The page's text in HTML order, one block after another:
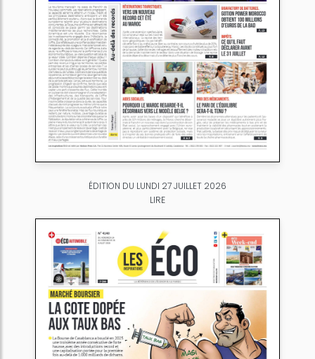
ÉDITION DU LUNDI 27 JUILLET 2026
LIRE